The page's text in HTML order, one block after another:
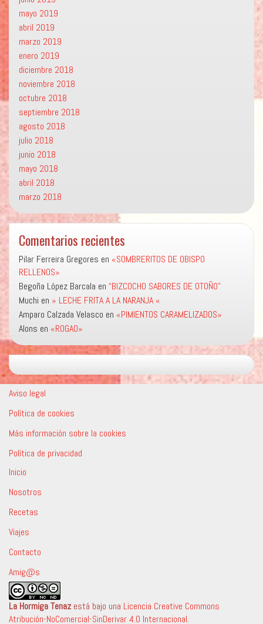
mayo 2019
abril 2019
marzo 2019
enero 2019
diciembre 2018
noviembre 2018
octubre 2018
septiembre 2018
agosto 2018
julio 2018
junio 2018
mayo 2018
abril 2018
marzo 2018
Comentarios recientes
Pilar Ferreira Gregores en «SOMBRERITOS DE OBISPO
RELLENOS»
Begoña López Barcala en “BIZCOCHO SABORES DE OTOÑO”
Muchi en » LECHE FRITA A LA NARANJA «
Amparo Calzada Velasco en «PIMIENTOS CARAMELIZADOS»
Alons en «ROGAO»
Aviso legal
Política de cookies
Más información sobre la cookies
Política de privacidad
Inicio
Nosotros
Recetas
Viajes
Contacto
Amig@s
La Hormiga Tenazestá bajo una Licencia Creative Commons
Atribución-NoComercial-SinDerivar 4.0 Internacional.